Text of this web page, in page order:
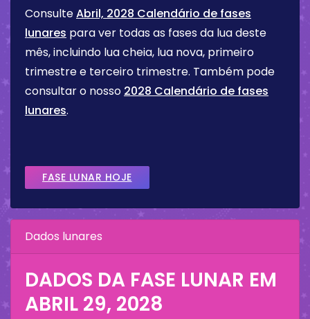
ConsulteAbril, 2028 Calendário de fases
lunares para ver todas as fases da lua deste
mês, incluindo lua cheia, lua nova, primeiro
trimestre e terceiro trimestre. Também pode
consultar o nosso 2028 Calendário de fases
lunares.
FASE LUNAR HOJE
Dados lunares
DADOS DA FASE LUNAR EM
ABRIL 29, 2028